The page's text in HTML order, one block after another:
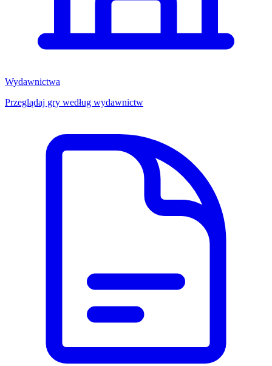
Wydawnictwa
Przeglądaj gry według wydawnictw